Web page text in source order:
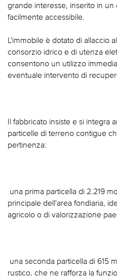
grande interesse, inserito in
facilmente accessibile.
L'immobile è dotato di allaccio
consorzio idrico e di utenza
consentono un utilizzo
eventuale intervento di
Il fabbricato insiste e si integra
particelle di terreno contigue
pertinenza:
 una prima particella di 2.219
principale dell'area fondiaria,
agricolo o di valorizzazione
 una seconda particella di 615
rustico, che ne rafforza la